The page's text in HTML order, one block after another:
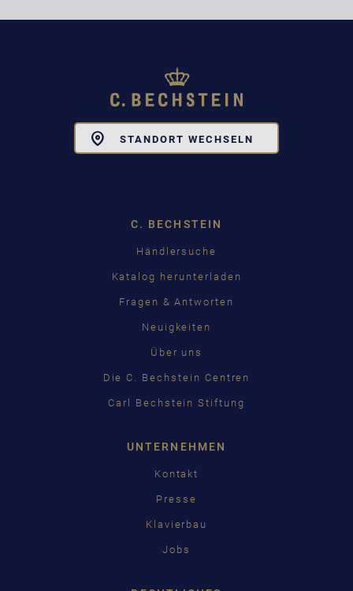
STANDORT WECHSELN
C. BECHSTEIN
Händlersuche
Katalog herunterladen
Fragen & Antworten
Neuigkeiten
Über uns
Die C. Bechstein Centren
Carl Bechstein Stiftung
UNTERNEHMEN
Kontakt
Presse
Klavierbau
Jobs